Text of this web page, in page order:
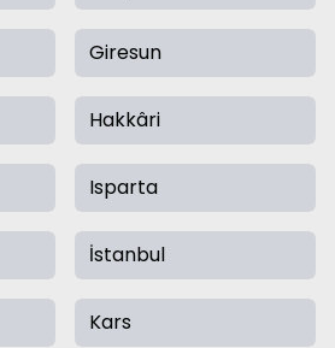
Giresun
Hakkâri
Isparta
İstanbul
Kars